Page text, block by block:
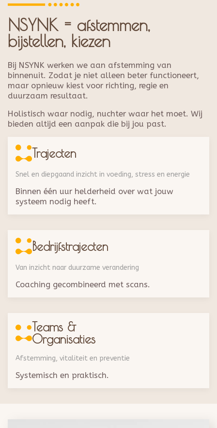
NSYNK = afstemmen,
bijstellen, kiezen
Bij NSYNK werken we aan afstemming van
binnenuit. Zodat je niet alleen beter functioneert,
maar opnieuw kiest voor richting, regie en
duurzaam resultaat.
Holistisch waar nodig, nuchter waar het moet. Wij
bieden altijd een aanpak die bij jou past.
Trajecten
Snel en diepgaand inzicht in voeding, stress en energie
Binnen één uur helderheid over wat jouw
systeem nodig heeft.
Bedrijfstrajecten
Van inzicht naar duurzame verandering
Coaching gecombineerd met scans.
Teams &
Organisaties
Afstemming, vitaliteit en preventie
Systemisch en praktisch.